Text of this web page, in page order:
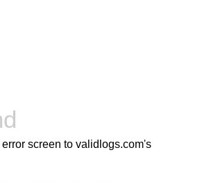
screen to validlogs.com's